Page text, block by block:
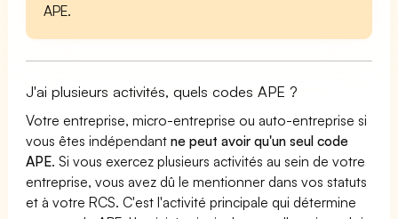
APE.
J'ai plusieurs activités, quels codes APE ?
Votre entreprise, micro-entreprise ou auto-entreprise si
vous êtes indépendantne peut avoir qu'un seul code
APE. Si vous exercez plusieurs activités au sein de votre
entreprise, vous avez dû le mentionner dans vos statuts
et à votre RCS. C'est l'activité principale qui détermine